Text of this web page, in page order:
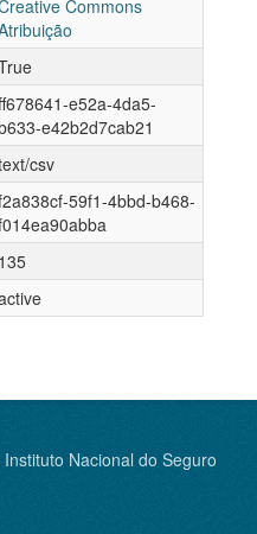
Commons
e52a-4da5-
e42b2d7cab21
csv
59f1-4bbd-b468-
135
Nacional do Seguro